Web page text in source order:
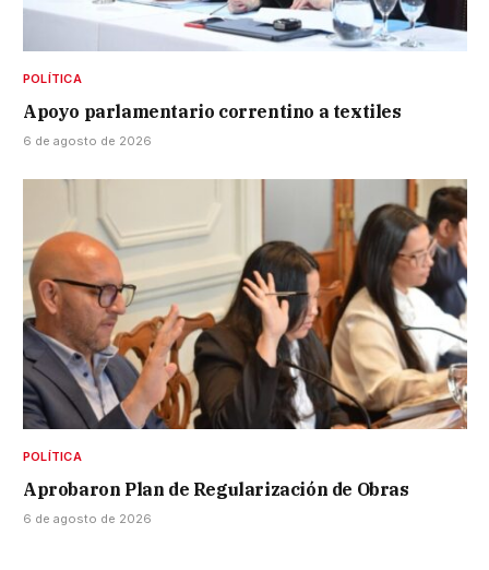
POLÍTICA
Apoyo parlamentario correntino a textiles
6 de agosto de 2026
POLÍTICA
Aprobaron Plan de Regularización de Obras
6 de agosto de 2026